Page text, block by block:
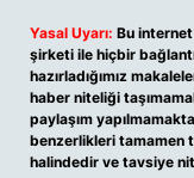
Yasal Uyarı: Bu
şirketi ile hiçbir
hazırladığımız
haber niteliği
paylaşım
benzerlikleri tamamen
halindedir ve tavsiye